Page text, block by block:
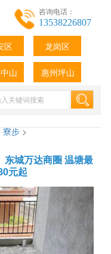
咨询电话：
13538226807
区 龙岗区
山 惠州坪山
寮步>
东城万达商圈 温塘最
元起